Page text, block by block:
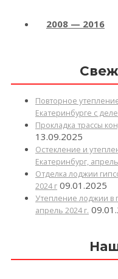
2008 — 2016
Повторное
Екатеринбурге с
Прокладка трассы
13.09.2025
Остекление и
Екатеринбург,
Отделка лоджии
2024 г 09.01.2025
Утепление лоджии в
апрель 2024 г.